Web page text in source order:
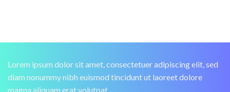
Lorem ipsum dolor sit amet, consectetuer adipiscing elit, sed
diam nonummy nibh euismod tincidunt ut laoreet dolore
magna aliquam erat volutpat.